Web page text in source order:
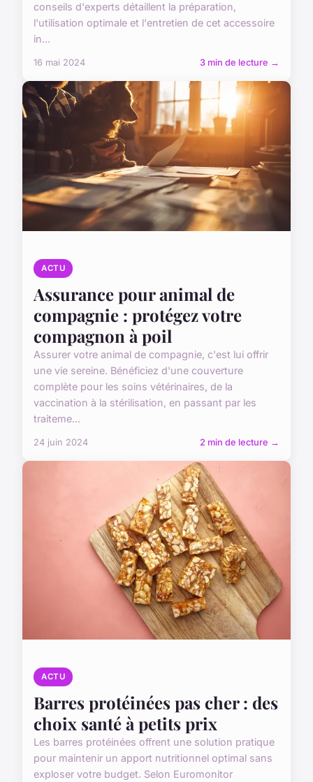
conseils d'experts détaillent la préparation,
l'utilisation optimale et l'entretien de cet accessoire
in...
16 mai 2024 3 min de lecture →
ACTU
Assurance pour animal de
compagnie : protégez votre
compagnon à poil
Assurer votre animal de compagnie, c'est lui offrir
une vie sereine. Bénéficiez d'une couverture
complète pour les soins vétérinaires, de la
vaccination à la stérilisation, en passant par les
traiteme...
24 juin 2024 2 min de lecture →
ACTU
Barres protéinées pas cher : des
choix santé à petits prix
Les barres protéinées offrent une solution pratique
pour maintenir un apport nutritionnel optimal sans
exploser votre budget. Selon Euromonitor